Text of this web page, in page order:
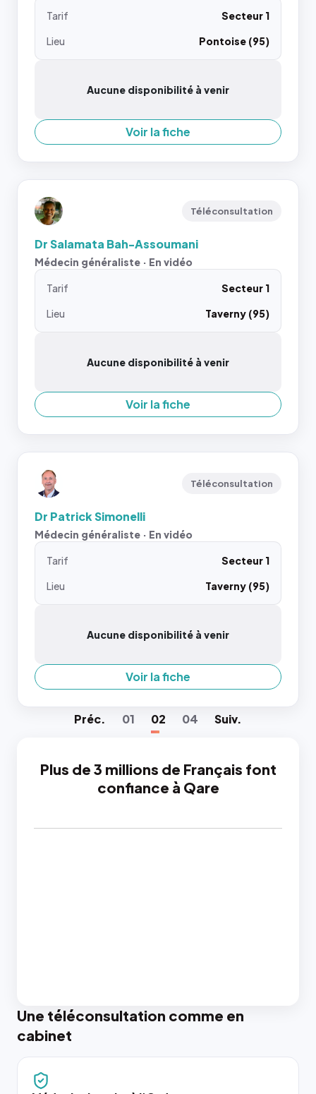
Tarif
Secteur 1
Lieu
Pontoise (95)
Aucune disponibilité à venir
Voir la fiche
Téléconsultation
Dr Salamata Bah-Assoumani
Médecin généraliste · En vidéo
Tarif
Secteur 1
Lieu
Taverny (95)
Aucune disponibilité à venir
Voir la fiche
Téléconsultation
Dr Patrick Simonelli
Médecin généraliste · En vidéo
Tarif
Secteur 1
Lieu
Taverny (95)
Aucune disponibilité à venir
Voir la fiche
Préc. 01 02 04 Suiv.
Plus de 3 millions de Français font
confiance à Qare
Une téléconsultation comme en
cabinet